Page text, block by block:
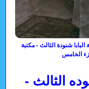
شنودة الثالث - مكتبة
الخامس
الثالث -